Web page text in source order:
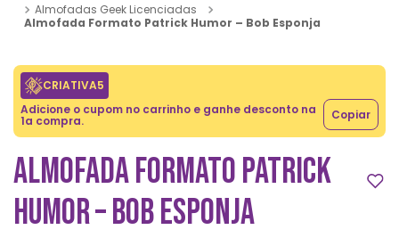
Almofadas Geek Licenciadas
Almofada Formato Patrick Humor – Bob Esponja
CRIATIVA5
Adicione o cupom no carrinho e ganhe desconto na
1a compra. Copiar
ALMOFADA FORMATO PATRICK
HUMOR – BOB ESPONJA